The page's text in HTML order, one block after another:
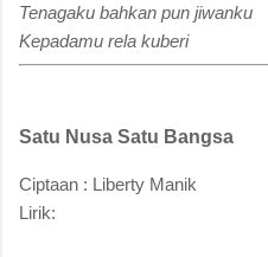
Tenagaku bahkan pun jiwanku
Kepadamu rela kuberi
Satu Nusa Satu Bangsa
Ciptaan : Liberty Manik
Lirik: